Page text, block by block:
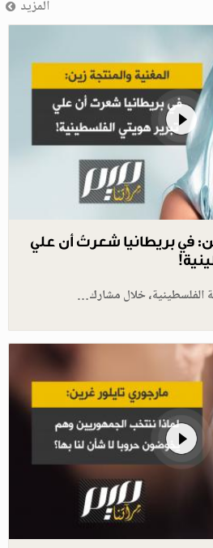
المزيد
في بريطانيا شعرتُ أن علي
الفلسطينية، خلال مشارك…